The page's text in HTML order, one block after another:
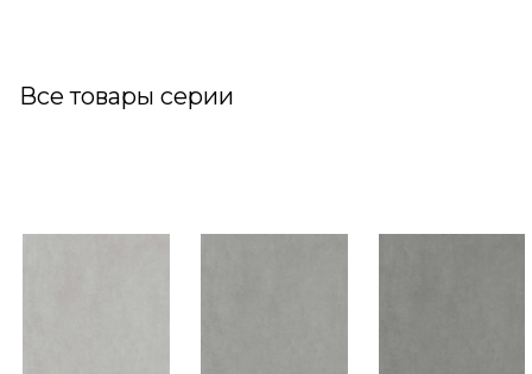
Все товары серии